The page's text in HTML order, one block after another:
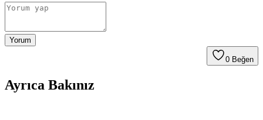
Yorum
0 Beğen
Ayrıca Bakınız